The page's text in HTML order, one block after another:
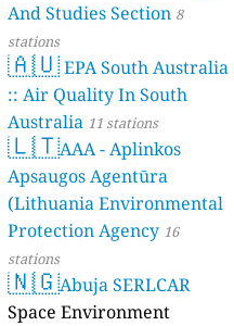
And Studies Section 8
stations
🇦🇺EPA South Australia
:: Air Quality In South
Australia 11 stations
🇱🇹AAA - Aplinkos
Apsaugos Agentūra
(Lithuania Environmental
Protection Agency 16
stations
🇳🇬Abuja SERLCAR
Space Environment